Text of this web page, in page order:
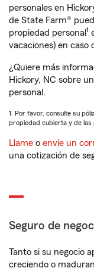
personales en
de State Farm®
propiedad personal 1
vacaciones) en caso
¿Quiere más
Hickory, NC sobre
personal.
1. Por favor, consulte su
propiedad cubierta y de las
Llame o envíe un
una cotización de
Seguro de
Tanto si su negocio
creciendo o